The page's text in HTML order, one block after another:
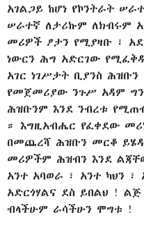
አገልጋይ ከሆነ የኮንትራት
ሠራተኛ ለታሪኩም ለክብሩም
መሪዎች ፆታን የሚያዛቡ ፣
ነውርን ሕግ አድርገው
አገር ነገሥታት ቢያንስ
የመጀመሪያው ንጉሥ አዳም ግን
ሕዝቡንም እንደ ንብረቱ
። እግዚአብሔር የፈቀደው
በመጨረሻ ሕዝቡን መርቆ
መሪዎችም ሕዝብን እንደ
አንተ አባወራ ፣ አንተ ካህን ፣
አድርጎሃልና ደስ ይበልህ !
ብላችሁም ራሳችሁን ሞግቱ !